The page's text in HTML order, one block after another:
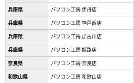
兵庫県
パソコン工房 伊丹店
兵庫県
パソコン工房 神戸西店
兵庫県
パソコン工房 加古川店
兵庫県
パソコン工房 姫路店
奈良県
パソコン工房 奈良店
和歌山県
パソコン工房 和歌山店